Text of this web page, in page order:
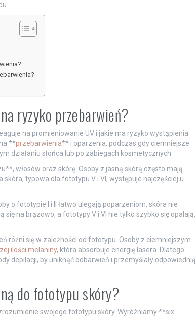
ryzyko przebarwień?
na promieniowanie UV i jakie ma ryzyko wystąpienia
**przebarwienia** i oparzenia, podczas gdy ciemniejsze
działaniu słońca lub po zabiegach kosmetycznych.
włosów oraz skórę. Osoby z jasną skórą często mają
skóra, typowa dla fototypu V i VI, występuje najczęściej u
o fototypie I i II łatwo ulegają poparzeniom, skóra nie
się na brązowo, a fototypy V i VI nie tylko szybko się opalają,
różni się w zależności od fototypu. Osoby z ciemniejszym
ilości melaniny, która absorbuje energię lasera. Dlatego
depilacji, by uniknąć odbarwień i przemyślały odpowiednią
do fototypu skóry?
swojego fototypu skóry. Wyróżniamy **six